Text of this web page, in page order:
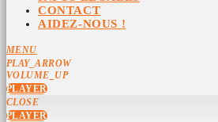
CONTACT
AIDEZ-NOUS !
MENU
PLAY_ARROW
VOLUME_UP
PLAYER
CLOSE
PLAYER